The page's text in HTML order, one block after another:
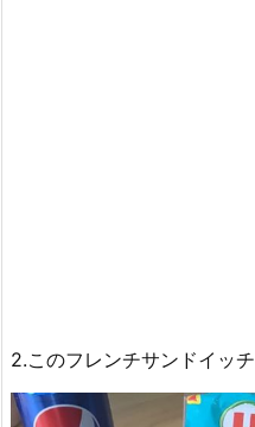
2.このフレンチサンドイッチ